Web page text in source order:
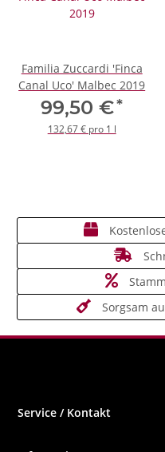
Familia Zuccardi 'Finca
Canal Uco' Malbec 2019
99,50 €*
132,67 € pro 1 l
Sorgsam
Service / Kontakt